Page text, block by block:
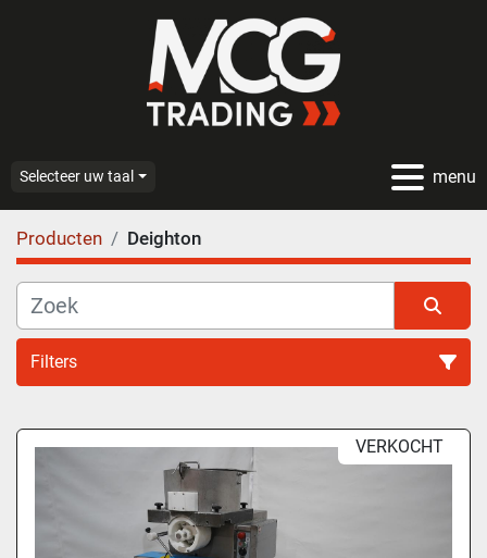
menu
Selecteer uw taal
Producten Deighton
Filters
Alle categoriën
Sorteren op
VERKOCHT